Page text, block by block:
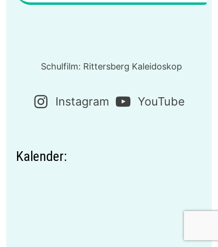
Schulfilm: Rittersberg Kaleidoskop
Instagram YouTube
Kalender: